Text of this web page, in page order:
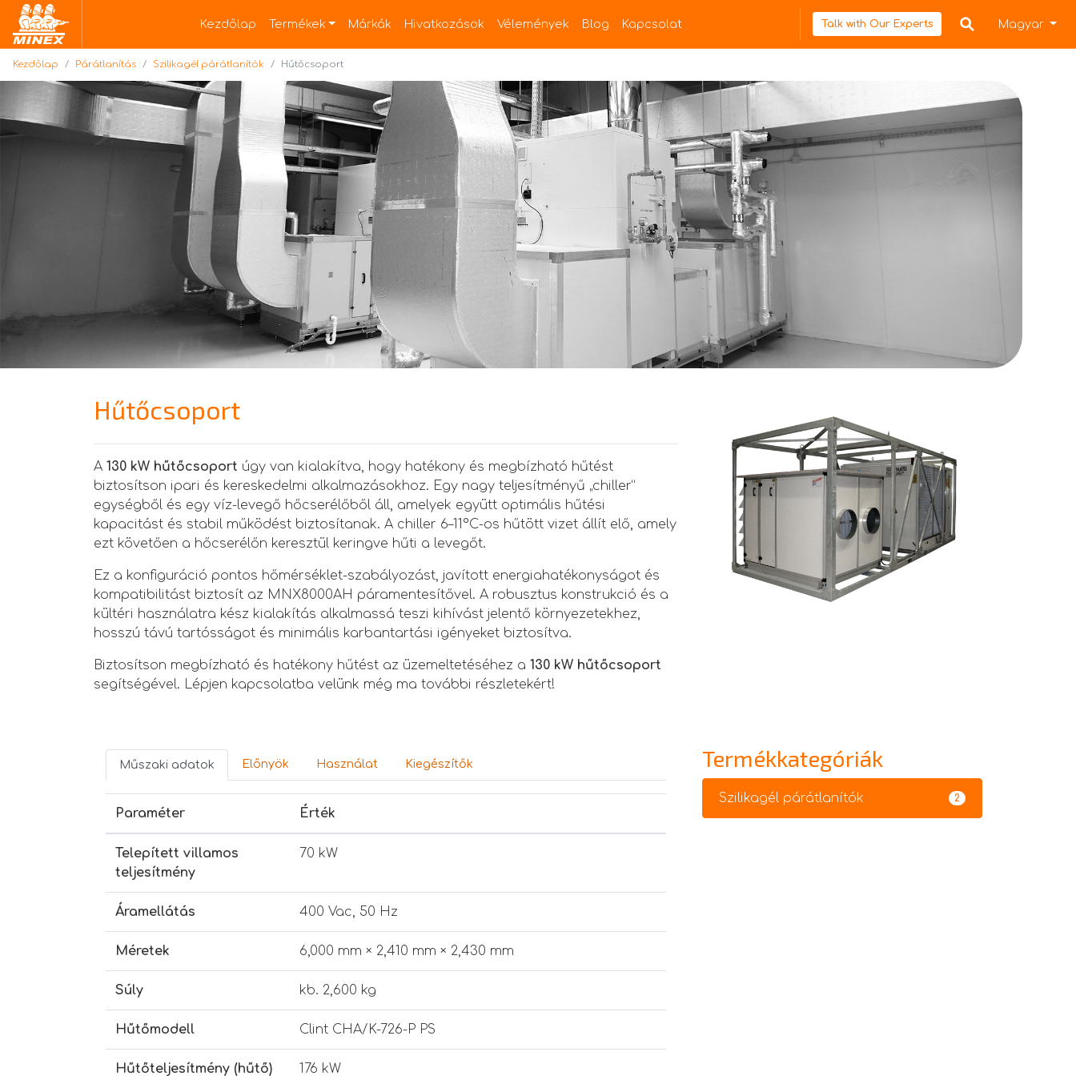
Kezdőlap Termékek Márkák Hivatkozások Vélemények Blog Kapcsolat Talk with Our Experts Magyar
Kezdőlap Párátlanítás Szilikagél párátlanítók Hűtőcsoport
Hűtőcsoport
A 130 kW hűtőcsoport úgy van kialakítva, hogy hatékony és megbízható hűtést
biztosítson ipari és kereskedelmi alkalmazásokhoz. Egy nagy teljesítményű „chiller”
egységből és egy víz-levegő hőcserélőből áll, amelyek együtt optimális hűtési
kapacitást és stabil működést biztosítanak. A chiller 6–11°C-os hűtött vizet állít elő, amely
ezt követően a hőcserélőn keresztül keringve hűti a levegőt.
Ez a konfiguráció pontos hőmérséklet-szabályozást, javított energiahatékonyságot és
kompatibilitást biztosít az MNX8000AH páramentesítővel. A robusztus konstrukció és a
kültéri használatra kész kialakítás alkalmassá teszi kihívást jelentő környezetekhez,
hosszú távú tartósságot és minimális karbantartási igényeket biztosítva.
Biztosítson megbízható és hatékony hűtést az üzemeltetéséhez a 130 kW hűtőcsoport
segítségével. Lépjen kapcsolatba velünk még ma további részletekért!
Műszaki adatok Előnyök Használat Kiegészítők
Paraméter Érték
Telepített villamos
teljesítmény
70 kW
Áramellátás 400 Vac, 50 Hz
Méretek 6,000 mm × 2,410 mm × 2,430 mm
Súly kb. 2,600 kg
Hűtőmodell Clint CHA/K-726-P PS
Hűtőteljesítmény (hűtő) 176 kW
Termékkategóriák
Szilikagél párátlanítók 2